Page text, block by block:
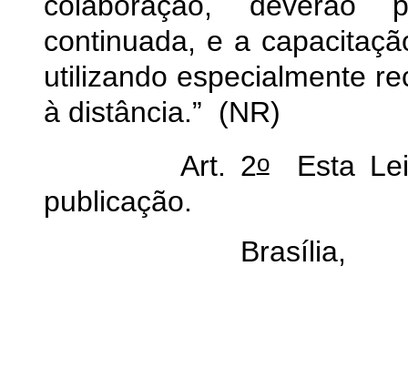
continuada, e a
utilizando especialmente
à distância.” (NR)
Art. 2oEsta Lei
publicação.
Brasília,